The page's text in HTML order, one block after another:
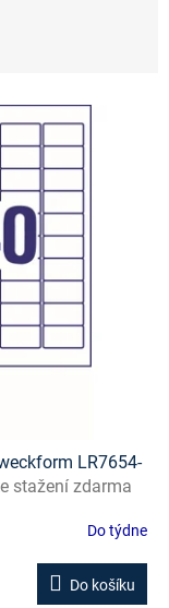
LR7654-
stažení zdarma
Do týdne
Do košíku